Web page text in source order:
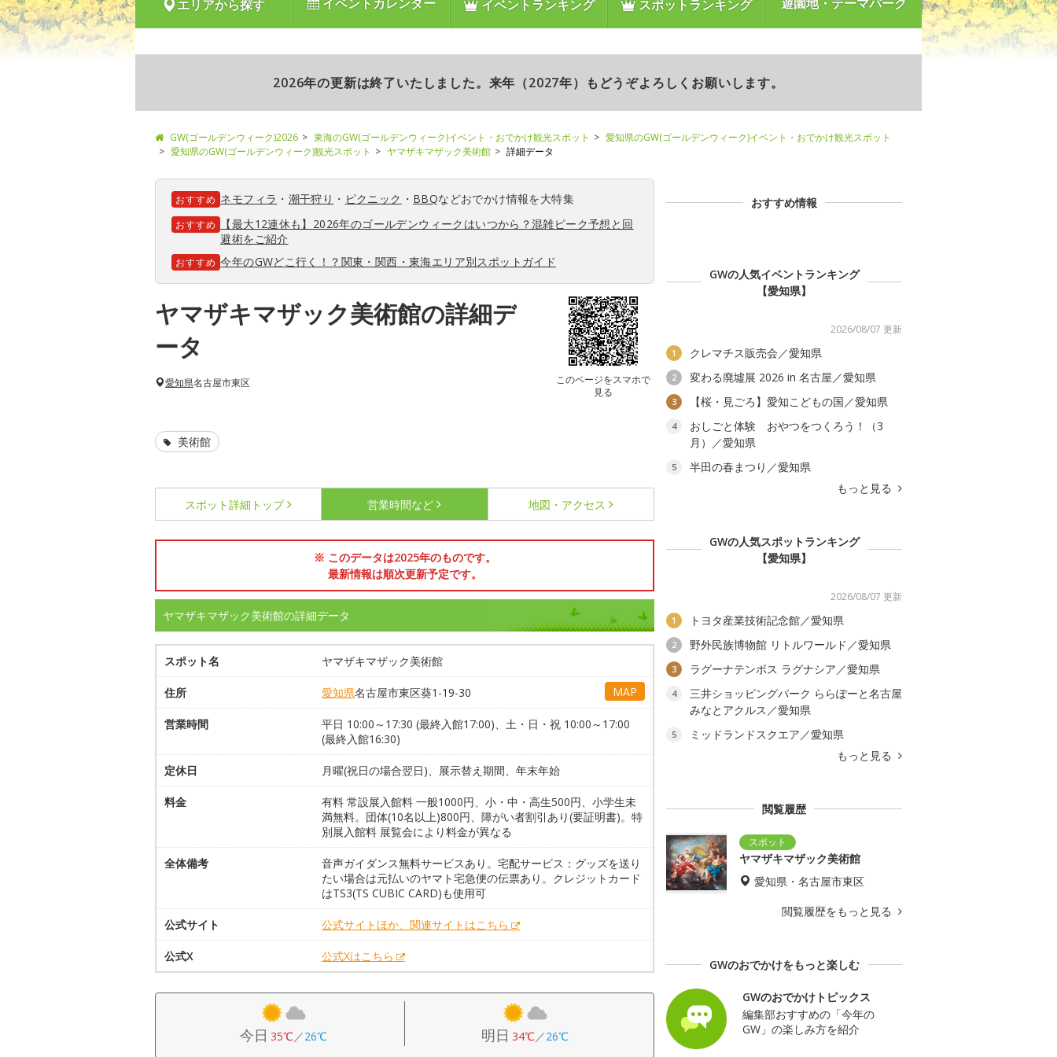
エリアから探す イベントランキング スポットランキング
2026年の更新は終了いたしました。来年（2027年）もどうぞよろしくお願いします。
GW(ゴールデンウィーク)2026 東海のGW(ゴールデンウィーク)イベント・おでかけ観光スポット
愛知県のGW(ゴールデンウィーク)イベント・おでかけ観光スポット
愛知県のGW(ゴールデンウィーク)観光スポット
ヤマザキマザック美術館 詳細データ
おすすめ ネモフィラ ・ 潮干狩り ・ ピクニック ・ BBQなどおでかけ情報を大特集
おすすめ
【最大12連休も】2026年のゴールデンウィークはいつから？混雑ピーク予想と回
避術をご紹介
おすすめ 今年のGWどこ行く！？関東・関西・東海エリア別スポットガイド
ヤマザキマザック美術館の詳細デ
ータ
このページをスマホで
見る
愛知県名古屋市東区
美術館
スポット詳細 トップ 営業時間など 地図・アクセス
※ このデータは2025年のものです。
最新情報は順次更新予定です。
ヤマザキマザック美術館の詳細データ
スポット名 ヤマザキマザック美術館
住所 愛知県名古屋市東区葵1-19-30 MAP
営業時間
平日 10:00～17:30 (最終入館17:00)、土・日・祝 10:00～17:00
(最終入館16:30)
定休日 月曜(祝日の場合翌日)、展示替え期間、年末年始
料金
有料 常設展入館料 一般1000円、小・中・高生500円、小学生未
満無料。団体(10名以上)800円、障がい者割引あり(要証明書)。特
別展入館料 展覧会により料金が異なる
全体備考
音声ガイダンス無料サービスあり。宅配サービス：グッズを送り
たい場合は元払いのヤマト宅急便の伝票あり。クレジットカード
はTS3(TS CUBIC CARD)も使用可
公式サイト 公式サイトほか、関連サイトはこちら
公式X 公式Xはこちら
今日 35℃／26℃ 明日 34℃／26℃
おすすめ情報
GWの人気イベントランキング
【愛知県】
2026/08/07 更新
1 クレマチス販売会／愛知県
2 変わる廃墟展 2026 in 名古屋／愛知県
3 【桜・見ごろ】愛知こどもの国／愛知県
4
おしごと体験 おやつをつくろう！（3
月）／愛知県
5
半田の春まつり／愛知県
もっと見る
GWの人気スポットランキング
【愛知県】
2026/08/07 更新
1 トヨタ産業技術記念館／愛知県
2 野外民族博物館 リトルワールド／愛知県
3 ラグーナテンボス ラグナシア／愛知県
4
三井ショッピングパーク ららぽーと名古屋
みなとアクルス／愛知県
5
ミッドランドスクエア／愛知県
もっと見る
閲覧履歴
ヤマザキマザック美術館
愛知県・名古屋市東区
閲覧履歴をもっと見る
GWのおでかけをもっと楽しむ
GWのおでかけトピックス
編集部おすすめの「今年の
GW」の楽しみ方を紹介